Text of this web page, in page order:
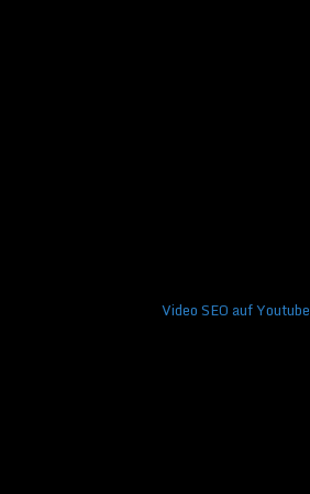
Video SEO auf Youtube